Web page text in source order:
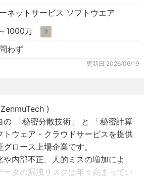
ネットサービス ソフトウエア
1000万 ？
わず
更新日 2026/06/19
)
の 「秘密分散技術」 と 「秘密計算
トウェア・クラウドサービスを提供
ロース上場企業です。
内部不正、人的ミスの増加によ
ータの漏洩リスクは年々高まってい